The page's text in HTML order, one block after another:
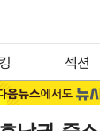
섹션